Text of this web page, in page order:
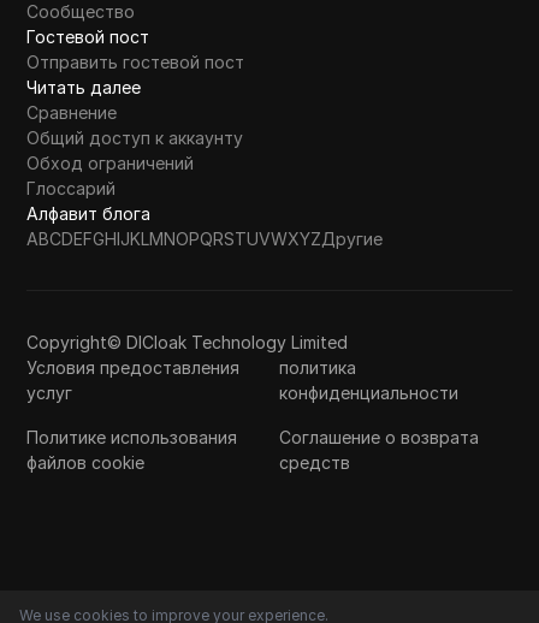
Сообщество
Гостевой пост
Отправить гостевой пост
Читать далее
Сравнение
Общий доступ к аккаунту
Обход ограничений
Глоссарий
Алфавит блога
ABCDEFGHIJKLMNOPQRSTUVWXYZДругие
Copyright© DICloak Technology Limited
Условия предоставления
услуг
политика
конфиденциальности
Политике использования
файлов cookie
Соглашение о возврата
средств
We use cookies to improve your experience.